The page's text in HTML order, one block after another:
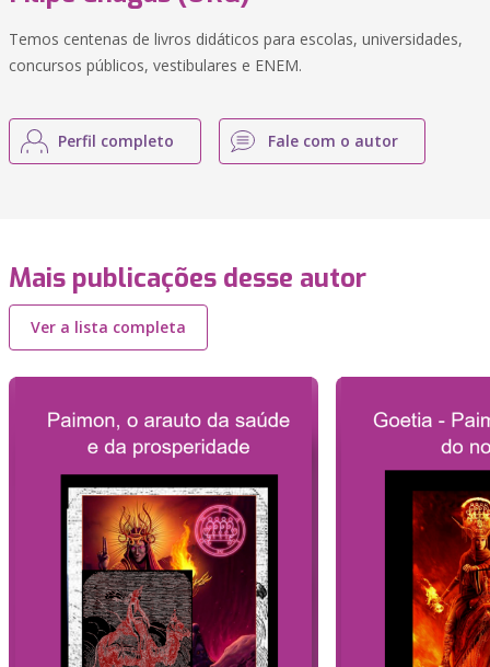
Temos centenas de livros didáticos para escolas, universidades,
concursos públicos, vestibulares e ENEM.
Perfil completo Fale com o autor
Mais publicações desse autor
Ver a lista completa